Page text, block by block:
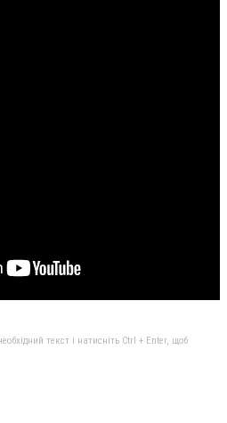
текст і натисніть Ctrl + Enter, щоб